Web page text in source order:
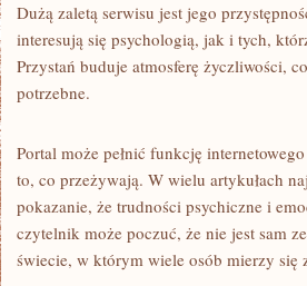
Dużą zaletą serwisu jest jego
interesują się psychologią, jak i tych,
Przystań buduje atmosferę życzliwości,
potrzebne.
Portal może pełnić funkcję
to, co przeżywają. W wielu artykułach
pokazanie, że trudności psychiczne i
czytelnik może poczuć, że nie jest sam
świecie, w którym wiele osób mierzy się